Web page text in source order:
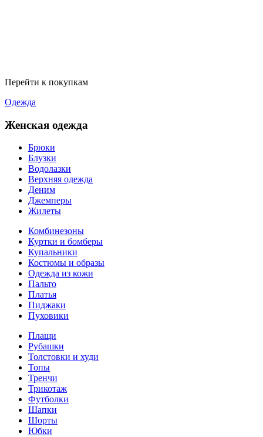
Перейти к покупкам
Одежда
Женская одежда
Брюки
Блузки
Водолазки
Верхняя одежда
Деним
Джемперы
Жилеты
Комбинезоны
Куртки и бомберы
Купальники
Костюмы и образы
Одежда из кожи
Пальто
Платья
Пиджаки
Пуховики
Плащи
Рубашки
Толстовки и худи
Топы
Тренчи
Трикотаж
Футболки
Шапки
Шорты
Юбки